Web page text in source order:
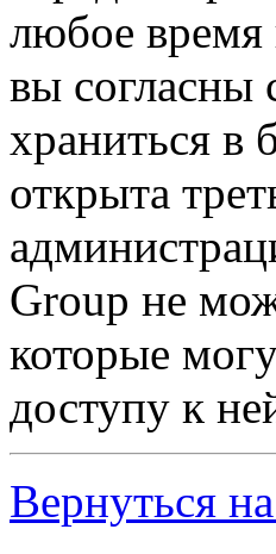
любое время
вы согласны
храниться в
открыта
Group не
которые
доступу к
Вернуться